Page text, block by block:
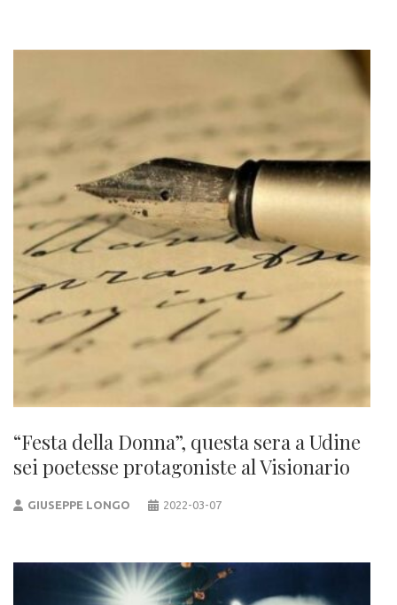
“Festa della Donna”, questa sera a Udine
sei poetesse protagoniste al Visionario
GIUSEPPE LONGO 2022-03-07